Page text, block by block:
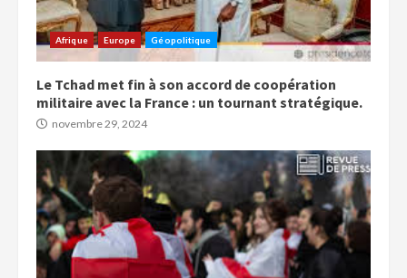
Afrique Europe Géopolitique
Le Tchad met fin à son accord de coopération
militaire avec la France : un tournant stratégique.
novembre 29, 2024